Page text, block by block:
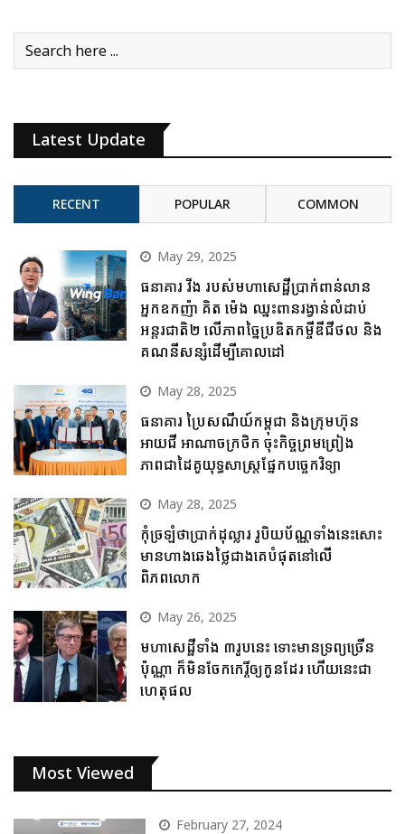
Latest Update
RECENT POPULAR COMMON
May 29, 2025
ធនាគារ វីង របស់មហាសេដ្ឋីប្រាក់ពាន់លាន
អ្នកឧកញ៉ា គិត ម៉េង ឈ្នះពានរង្វាន់លំដាប់
អន្តរជាតិ២ លើភាពច្នៃប្រឌិតកម្ចីឌីជីថល និង
គណនីសន្សំដើម្បីគោលដៅ
May 28, 2025
ធនាគារ ប្រៃសណីយ៍កម្ពុជា និងក្រុមហ៊ុន
អាយជី អាណាចក្រថិក ចុះកិច្ចព្រមព្រៀង
ភាពជាដៃគូយុទ្ធសាស្ត្រផ្នែកបច្ចេកវិទ្យា
May 28, 2025
កុំច្រឡំថាប្រាក់ដុល្លារ រូបិយប័ណ្ណទាំងនេះសោះ
មានហាងឆេងថ្លៃជាងគេបំផុតនៅលើ
ពិភពលោក
May 26, 2025
មហាសេដ្ឋីទាំង ៣រូបនេះ ទោះមានទ្រព្យច្រើន
ប៉ុណ្ណា ក៏មិនចែកកេរ្តិ៍ឲ្យកូនដែរ ហើយនេះជា
ហេតុផល
Most Viewed
February 27, 2024